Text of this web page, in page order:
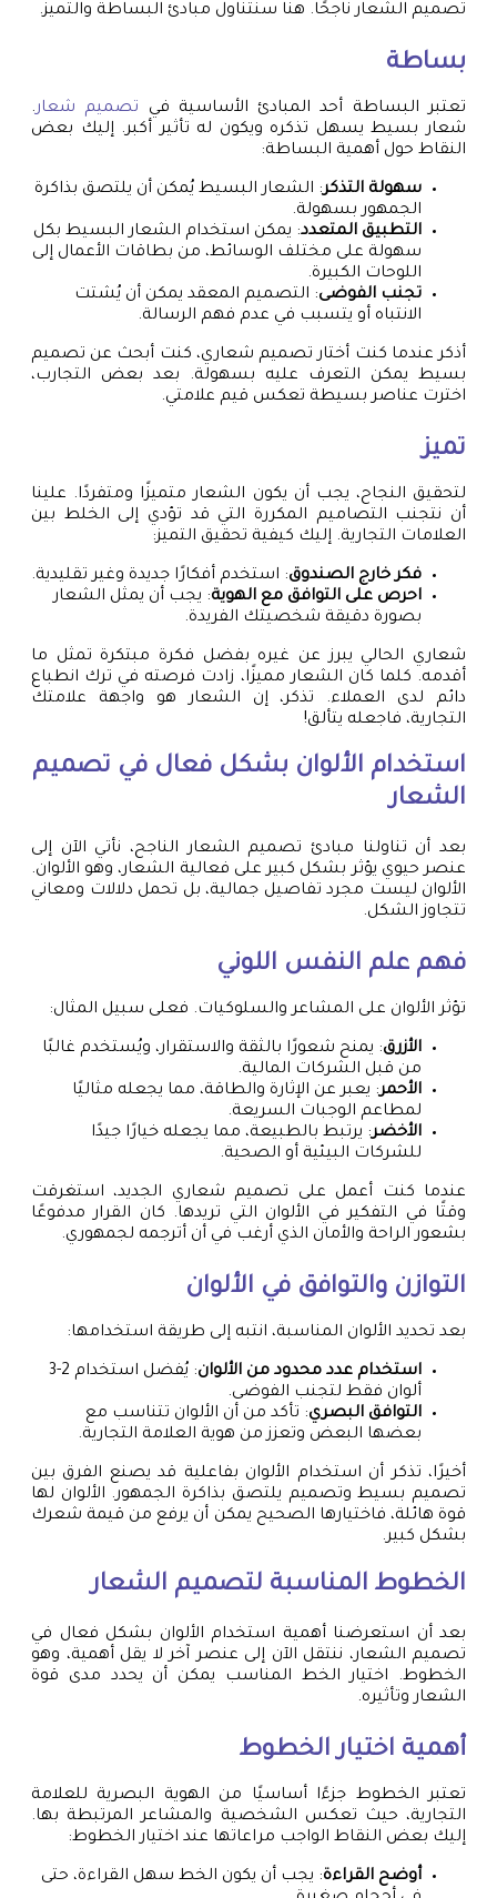
تصميم الشعار ناجحًا. هنا سنتناول مبادئ البساطة والتميز.
بساطة
تعتبر البساطة أحد المبادئ الأساسية في تصميم شعار.
شعار بسيط يسهل تذكره ويكون له تأثير أكبر. إليك بعض
النقاط حول أهمية البساطة:
سهولة التذكر: الشعار البسيط يُمكن أن يلتصق بذاكرة
الجمهور بسهولة.
التطبيق المتعدد: يمكن استخدام الشعار البسيط بكل
سهولة على مختلف الوسائط، من بطاقات الأعمال إلى
اللوحات الكبيرة.
تجنب الفوضى: التصميم المعقد يمكن أن يُشتت
الانتباه أو يتسبب في عدم فهم الرسالة.
أذكر عندما كنت أختار تصميم شعاري، كنت أبحث عن تصميم
بسيط يمكن التعرف عليه بسهولة. بعد بعض التجارب،
اخترت عناصر بسيطة تعكس قيم علامتي.
تميز
لتحقيق النجاح، يجب أن يكون الشعار متميزًا ومتفردًا. علينا
أن نتجنب التصاميم المكررة التي قد تؤدي إلى الخلط بين
العلامات التجارية. إليك كيفية تحقيق التميز:
فكر خارج الصندوق: استخدم أفكارًا جديدة وغير تقليدية.
احرص على التوافق مع الهوية: يجب أن يمثل الشعار
بصورة دقيقة شخصيتك الفريدة.
شعاري الحالي يبرز عن غيره بفضل فكرة مبتكرة تمثل ما
أقدمه. كلما كان الشعار مميزًا، زادت فرصته في ترك انطباع
دائم لدى العملاء. تذكر، إن الشعار هو واجهة علامتك
التجارية، فاجعله يتألق!
استخدام الألوان بشكل فعال في تصميم
الشعار
بعد أن تناولنا مبادئ تصميم الشعار الناجح، نأتي الآن إلى
عنصر حيوي يؤثر بشكل كبير على فعالية الشعار، وهو الألوان.
الألوان ليست مجرد تفاصيل جمالية، بل تحمل دلالات ومعاني
تتجاوز الشكل.
فهم علم النفس اللوني
تؤثر الألوان على المشاعر والسلوكيات. فعلى سبيل المثال:
الأزرق: يمنح شعورًا بالثقة والاستقرار، ويُستخدم غالبًا
من قبل الشركات المالية.
الأحمر: يعبر عن الإثارة والطاقة، مما يجعله مثاليًا
لمطاعم الوجبات السريعة.
الأخضر: يرتبط بالطبيعة، مما يجعله خيارًا جيدًا
للشركات البيئية أو الصحية.
عندما كنت أعمل على تصميم شعاري الجديد، استغرقت
وقتًا في التفكير في الألوان التي تريدها. كان القرار مدفوعًا
بشعور الراحة والأمان الذي أرغب في أن أترجمه لجمهوري.
التوازن والتوافق في الألوان
بعد تحديد الألوان المناسبة، انتبه إلى طريقة استخدامها:
استخدام عدد محدود من الألوان
: يُفضل استخدام 2-3
ألوان فقط لتجنب الفوضى.
التوافق البصري: تأكد من أن الألوان تتناسب مع
بعضها البعض وتعزز من هوية العلامة التجارية.
أخيرًا، تذكر أن استخدام الألوان بفاعلية قد يصنع الفرق بين
تصميم بسيط وتصميم يلتصق بذاكرة الجمهور. الألوان لها
قوة هائلة، فاختيارها الصحيح يمكن أن يرفع من قيمة شعرك
بشكل كبير.
الخطوط المناسبة لتصميم الشعار
بعد أن استعرضنا أهمية استخدام الألوان بشكل فعال في
تصميم الشعار، ننتقل الآن إلى عنصر آخر لا يقل أهمية، وهو
الخطوط. اختيار الخط المناسب يمكن أن يحدد مدى قوة
الشعار وتأثيره.
أهمية اختيار الخطوط
تعتبر الخطوط جزءًا أساسيًا من الهوية البصرية للعلامة
التجارية، حيث تعكس الشخصية والمشاعر المرتبطة بها.
إليك بعض النقاط الواجب مراعاتها عند اختيار الخطوط:
أوضح القراءة: يجب أن يكون الخط سهل القراءة، حتى